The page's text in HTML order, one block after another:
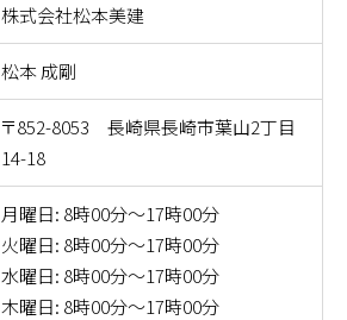
株式会社松本美建
松本 成剛
〒852-8053 長崎県長崎市葉山2丁目
14-18
月曜日: 8時00分～17時00分
火曜日: 8時00分～17時00分
水曜日: 8時00分～17時00分
木曜日: 8時00分～17時00分